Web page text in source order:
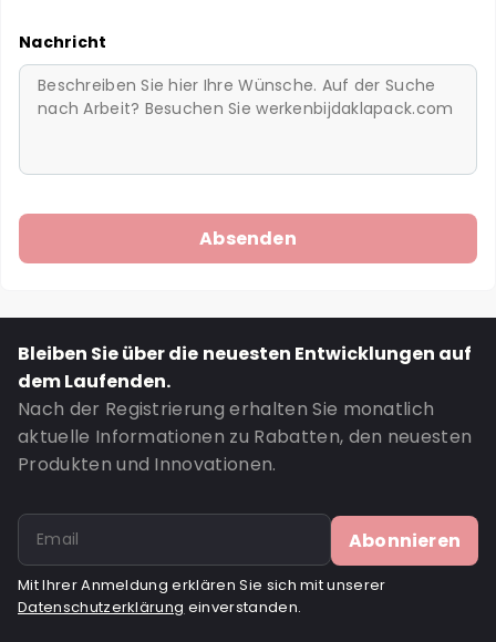
Nachricht
Bleiben Sie über die neuesten Entwicklungen auf
dem Laufenden.
Nach der Registrierung erhalten Sie monatlich
aktuelle Informationen zu Rabatten, den neuesten
Produkten und Innovationen.
Abonnieren
Mit Ihrer Anmeldung erklären Sie sich mit unserer
Datenschutzerklärung einverstanden.